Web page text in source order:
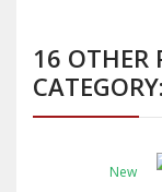
16 OTHER
CATEGORY:
New